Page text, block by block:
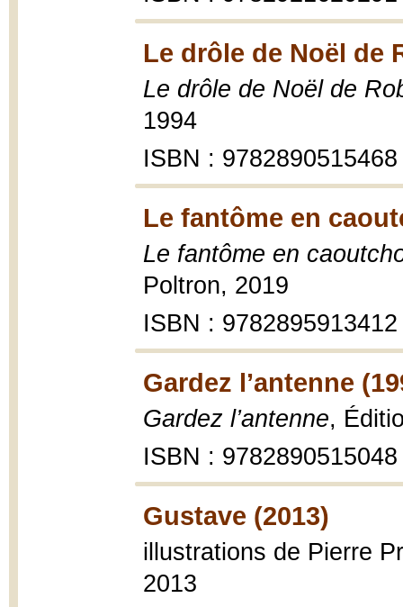
Le drôle de Noël de
Le drôle de Noël de
1994
ISBN : 9782890515468
Le fantôme en
Le fantôme en
Poltron, 2019
ISBN : 9782895913412
Gardez l’antenne
Gardez l’antenne,
ISBN : 9782890515048
Gustave (2013)
illustrations de Pierre
2013